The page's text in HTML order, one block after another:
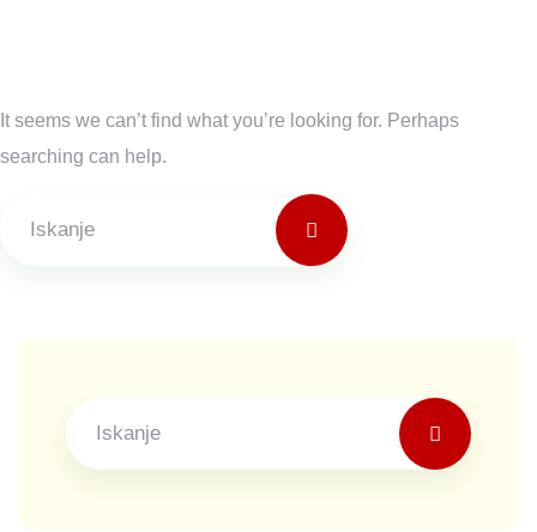
It seems we can’t find what you’re looking for. Perhaps
searching can help.